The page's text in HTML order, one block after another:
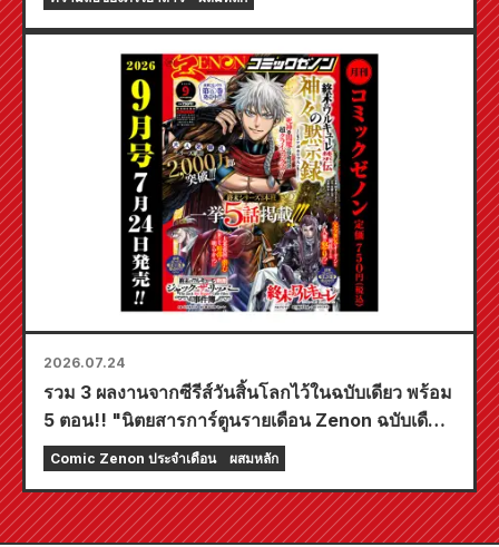
เล่มที่ 6 ล่าสุดของ "ความลับของเจ้าสาวสาว" มี
2026.07.24
รวม 3 ผลงานจากซีรีส์วันสิ้นโลกไว้ในฉบับเดียว พร้อม
5 ตอน!! "นิตยสารการ์ตูนรายเดือน Zenon ฉบับเดือน
กันยายน 2026" วางจำหน่ายวันที่ 24 กรกฎาคม!!
Comic Zenon ประจำเดือน ผสมหลัก